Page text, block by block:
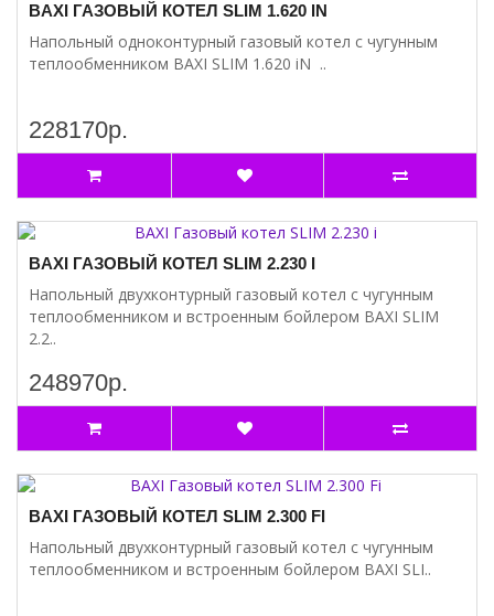
BAXI ГАЗОВЫЙ КОТЕЛ SLIM 1.620 IN
Напольный одноконтурный газовый котел с чугунным
теплообменником BAXI SLIM 1.620 iN ..
228170р.
BAXI ГАЗОВЫЙ КОТЕЛ SLIM 2.230 I
Напольный двухконтурный газовый котел с чугунным
теплообменником и встроенным бойлером BAXI SLIM
2.2..
248970р.
BAXI ГАЗОВЫЙ КОТЕЛ SLIM 2.300 FI
Напольный двухконтурный газовый котел с чугунным
теплообменником и встроенным бойлером BAXI SLI..